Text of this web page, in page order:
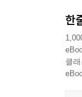
한
클